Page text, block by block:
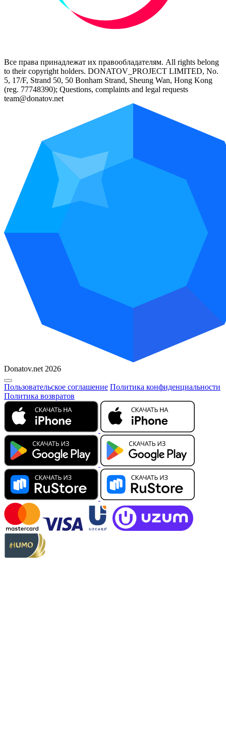
Все права принадлежат их правообладателям. All rights belong
to their copyright holders. DONATOV_PROJECT LIMITED, No.
5, 17/F, Strand 50, 50 Bonham Strand, Sheung Wan, Hong Kong
(reg. 77748390); Questions, complaints and legal requests
team@donatov.net
Donatov.net 2026
Пользовательское соглашение Политика конфиденциальности
Политика возвратов